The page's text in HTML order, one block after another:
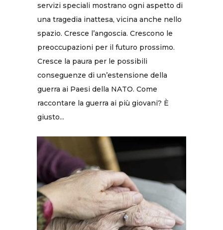
servizi speciali mostrano ogni aspetto di
una tragedia inattesa, vicina anche nello
spazio. Cresce l’angoscia. Crescono le
preoccupazioni per il futuro prossimo.
Cresce la paura per le possibili
conseguenze di un’estensione della
guerra ai Paesi della NATO. Come
raccontare la guerra ai più giovani? È
giusto...